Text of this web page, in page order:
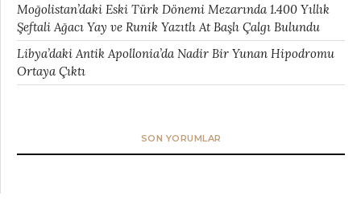
Moğolistan’daki Eski Türk Dönemi Mezarında 1.400 Yıllık
Şeftali Ağacı Yay ve Runik Yazıtlı At Başlı Çalgı Bulundu
Libya’daki Antik Apollonia’da Nadir Bir Yunan Hipodromu
Ortaya Çıktı
SON YORUMLAR